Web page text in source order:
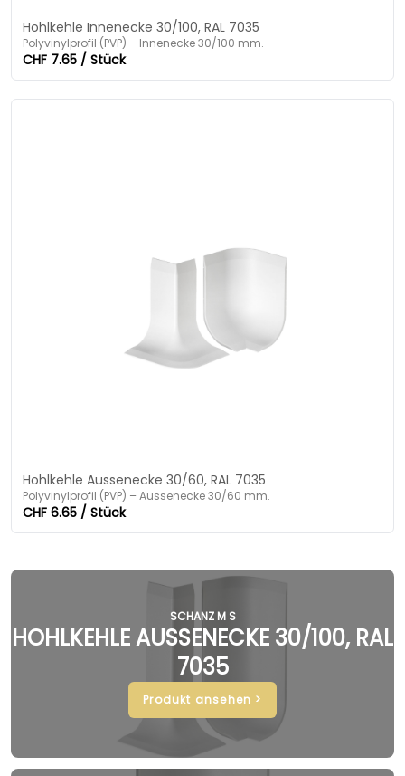
Hohlkehle Innenecke 30/100, RAL 7035
Polyvinylprofil (PVP) – Innenecke 30/100 mm.
CHF 7.65 / Stück
Hohlkehle Aussenecke 30/60, RAL 7035
Polyvinylprofil (PVP) – Aussenecke 30/60 mm.
CHF 6.65 / Stück
SCHANZ M S
HOHLKEHLE AUSSENECKE 30/100, RAL
7035
Produkt ansehen >